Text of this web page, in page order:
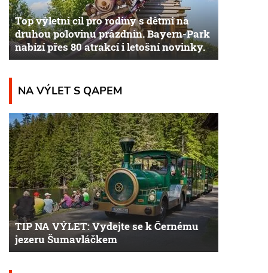
Top výletní cíl pro rodiny s dětmi na
druhou polovinu prázdnin. Bayern-Park
nabízí přes 80 atrakcí i letošní novinky.
NA VÝLET S QAPEM
TIP NA VÝLET: Vydejte se k Černému
jezeru Šumavláčkem